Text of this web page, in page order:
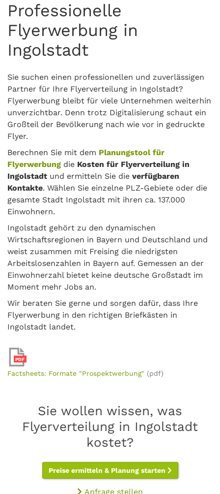
Professionelle
Flyerwerbung in
Ingolstadt
Sie suchen einen professionellen und zuverlässigen
Partner für Ihre Flyerverteilung in Ingolstadt?
Flyerwerbung bleibt für viele Unternehmen weiterhin
unverzichtbar. Denn trotz Digitalisierung schaut ein
Großteil der Bevölkerung nach wie vor in gedruckte
Flyer.
Berechnen Sie mit dem Planungstool für
Flyerwerbung die Kosten für Flyerverteilung in
Ingolstadt und ermitteln Sie die verfügbaren
Kontakte. Wählen Sie einzelne PLZ-Gebiete oder die
gesamte Stadt Ingolstadt mit ihren ca. 137.000
Einwohnern.
Ingolstadt gehört zu den dynamischen
Wirtschaftsregionen in Bayern und Deutschland und
weist zusammen mit Freising die niedrigsten
Arbeitslosenzahlen in Bayern auf. Gemessen an der
Einwohnerzahl bietet keine deutsche Großstadt im
Moment mehr Jobs an.
Wir beraten Sie gerne und sorgen dafür, dass Ihre
Flyerwerbung in den richtigen Briefkästen in
Ingolstadt landet.
PDF
Factsheets: Formate "Prospektwerbung" (pdf)
Sie wollen wissen, was
Flyerverteilung in Ingolstadt
kostet?
Preise ermitteln & Planung starten
Anfrage stellen